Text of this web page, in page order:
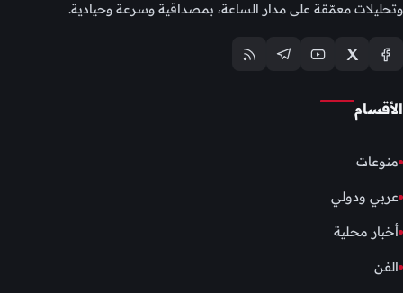
وتحليلات معمّقة على مدار الساعة، بمصداقية وسرعة وحيادية.
الأقسام
منوعات
عربي ودولي
أخبار محلية
الفن